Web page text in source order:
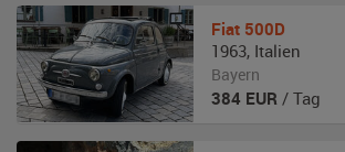
Fiat 500D
1963, Italien
Bayern
384 EUR / Tag